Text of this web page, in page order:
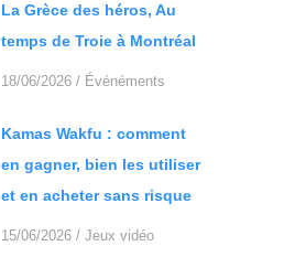
La Grèce des héros, Au
temps de Troie à Montréal
18/06/2026 / Événéments
Kamas Wakfu : comment
en gagner, bien les utiliser
et en acheter sans risque
15/06/2026 / Jeux vidéo